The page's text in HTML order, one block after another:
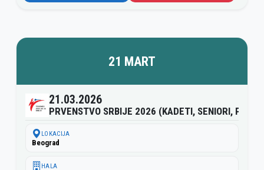
21 MART
21.03.2026
PRVENSTVO SRBIJE 2026 (KADETI, SENIORI, PARA)
LOKACIJA
Beograd
HALA